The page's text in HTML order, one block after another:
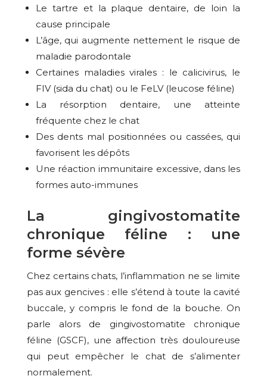
Le tartre et la plaque dentaire, de loin la
cause principale
L’âge, qui augmente nettement le risque de
maladie parodontale
Certaines maladies virales : le calicivirus, le
FIV (sida du chat) ou le FeLV (leucose féline)
La résorption dentaire, une atteinte
fréquente chez le chat
Des dents mal positionnées ou cassées, qui
favorisent les dépôts
Une réaction immunitaire excessive, dans les
formes auto-immunes
La gingivostomatite
chronique féline : une
forme sévère
Chez certains chats, l’inflammation ne se limite
pas aux gencives : elle s’étend à toute la cavité
buccale, y compris le fond de la bouche. On
parle alors de gingivostomatite chronique
féline (GSCF), une affection très douloureuse
qui peut empêcher le chat de s’alimenter
normalement.